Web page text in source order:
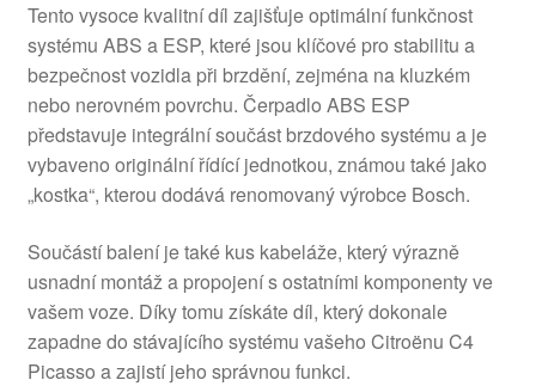
Tento vysoce kvalitní díl zajišťuje optimální funkčnost
systému ABS a ESP, které jsou klíčové pro stabilitu a
bezpečnost vozidla při brzdění, zejména na kluzkém
nebo nerovném povrchu. Čerpadlo ABS ESP
představuje integrální součást brzdového systému a je
vybaveno originální řídící jednotkou, známou také jako
„kostka“, kterou dodává renomovaný výrobce Bosch.
Součástí balení je také kus kabeláže, který výrazně
usnadní montáž a propojení s ostatními komponenty ve
vašem voze. Díky tomu získáte díl, který dokonale
zapadne do stávajícího systému vašeho Citroënu C4
Picasso a zajistí jeho správnou funkci.